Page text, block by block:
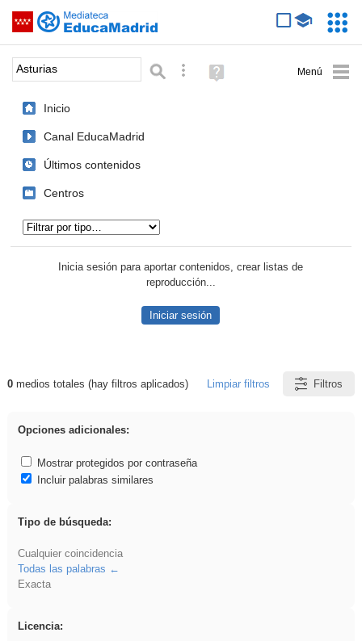
Saltar navegación
Palabra o frase: Búsqueda avanzada
Ayuda
(en
Inicio
Canal EducaMadrid
Últimos contenidos
Centros
Inicia sesión para aportar contenidos, crear listas de
reproducción...
Iniciar sesión
Resultados de: Asturias
0medios totales (hay filtros aplicados) Limpiar filtros Filtros
Opciones adicionales:
Mostrar protegidos por contraseña
Incluir palabras similares
Tipo de búsqueda:
Cualquier coincidencia
Todas las palabras
Exacta
Licencia: